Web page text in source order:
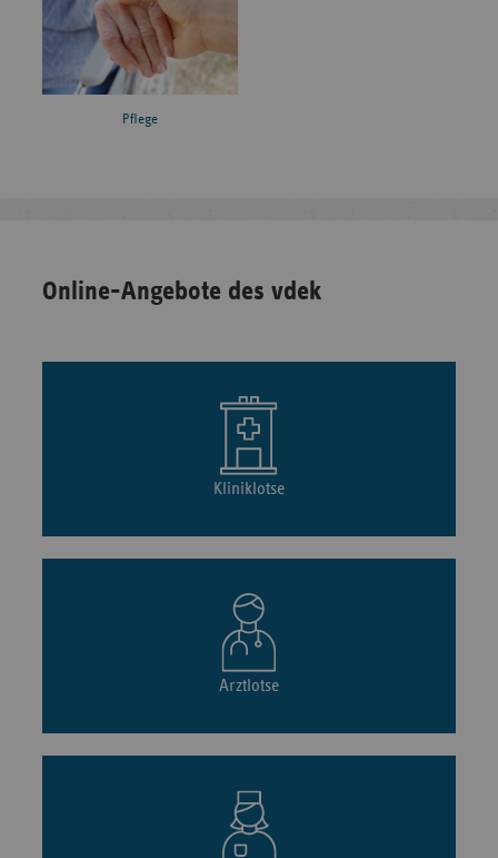
Pflege
Online-Angebote des vdek
Kliniklotse
Arztlotse